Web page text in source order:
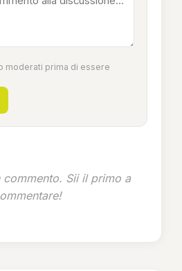
moderati prima di essere
commento. Sii il primo a